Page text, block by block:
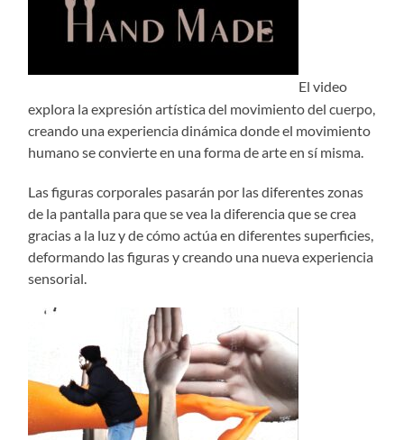
El video
explora la expresión artística del movimiento del cuerpo,
creando una experiencia dinámica donde el movimiento
humano se convierte en una forma de arte en sí misma.
Las figuras corporales pasarán por las diferentes zonas
de la pantalla para que se vea la diferencia que se crea
gracias a la luz y de cómo actúa en diferentes superficies,
deformando las figuras y creando una nueva experiencia
sensorial.